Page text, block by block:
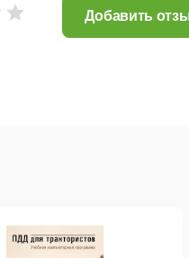
умения аудирования,
Добавить